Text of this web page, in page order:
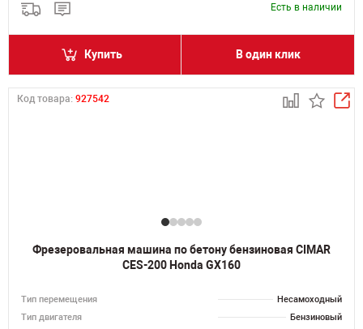
Есть в наличии
Купить В один клик
Код товара: 927542
Фрезеровальная машина по бетону бензиновая CIMAR
CES-200 Honda GX160
Тип перемещения
Несамоходный
Тип двигателя
Бензиновый